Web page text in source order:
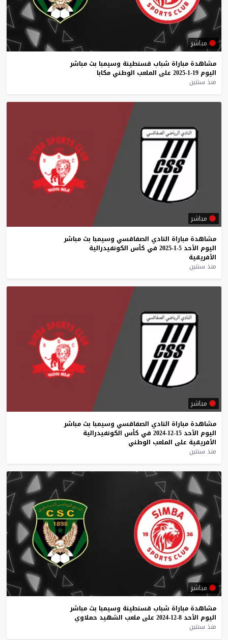
مباشر
مشاهدة مباراة شباب قسنطينة وسيمبا بث مباشر
اليوم 19-1-2025 على الملعب الوطني مكابا
منذ سنتين
مباشر
مشاهدة مباراة النادي الصفاقسي وسيمبا بث مباشر
اليوم الأحد 5-1-2025 في كأس الكونفيدرالية
الأفريقية
منذ سنتين
مباشر
مشاهدة مباراة النادي الصفاقسي وسيمبا بث مباشر
اليوم الأحد 15-12-2024 في كأس الكونفيدرالية
الأفريقية على الملعب الوطني
منذ سنتين
مباشر
مشاهدة مباراة شباب قسنطينة وسيمبا بث مباشر
اليوم الأحد 8-12-2024 على ملعب الشهيد حملاوي
منذ سنتين